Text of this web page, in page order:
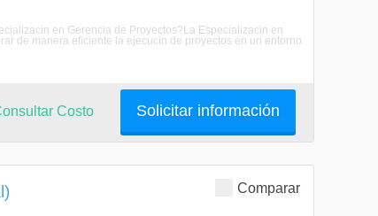
en Gerencia de Proyectos?La Especializacin en
de manera eficiente la ejecucin de proyectos en un entorno
Solicitar información
Costo
Comparar